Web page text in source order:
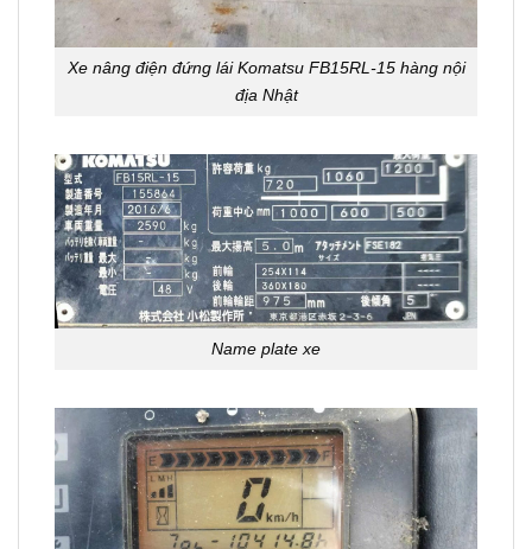
Xe nâng điện đứng lái Komatsu FB15RL-15 hàng nội
địa Nhật
Name plate xe